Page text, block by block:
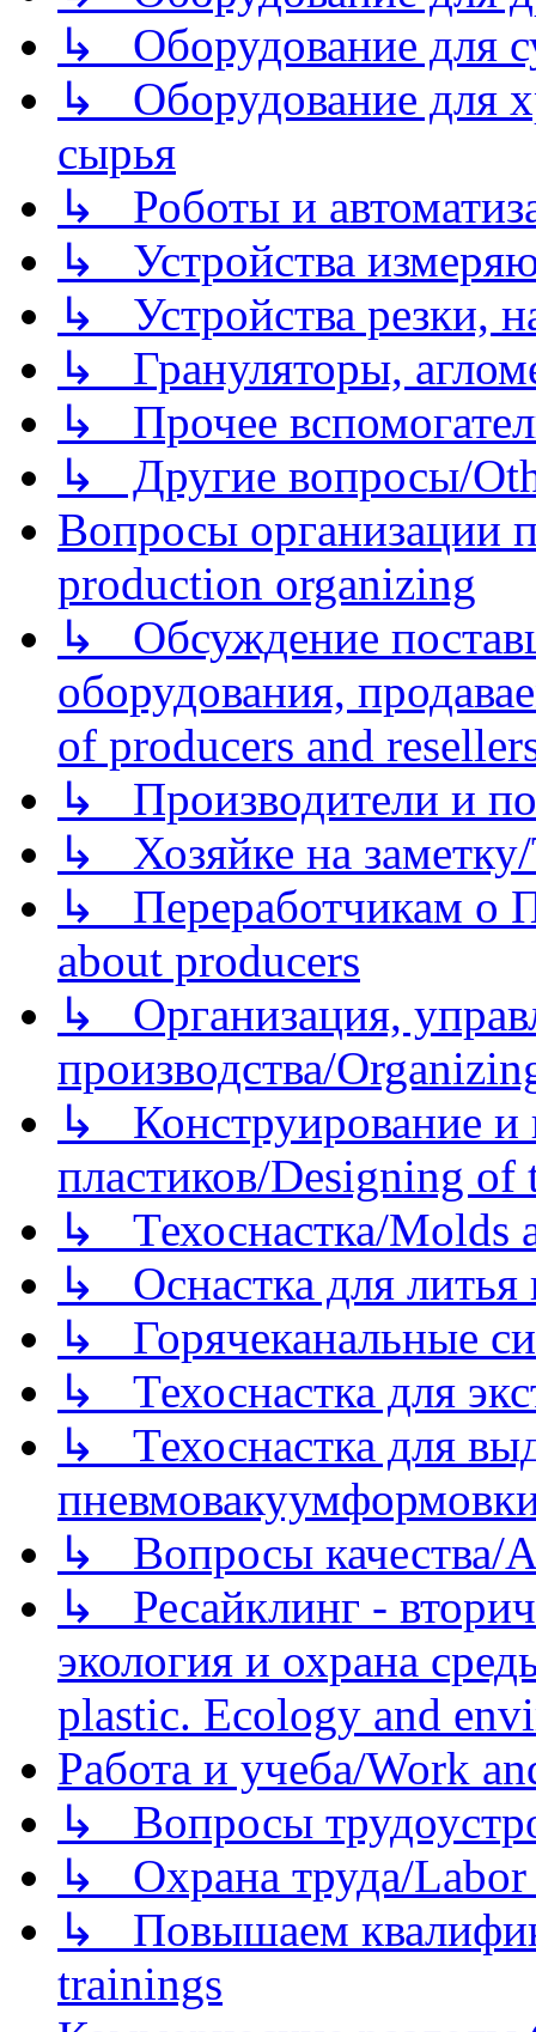
↳ Оборудование для
↳ Оборудование для
сырья
↳ Роботы и
↳ Устройства
↳ Устройства резки,
↳ Грануляторы,
↳ Прочее
↳ Другие вопросы/
Вопросы организации
production organizing
↳ Обсуждение
оборудования,
of producers and
↳ Производители и
↳ Хозяйке на
↳ Переработчикам о
about producers
↳ Организация,
производства/
↳ Конструирование и
пластиков/Designing of
↳ Техоснастка/Molds
↳ Оснастка для литья
↳ Горячеканальные
↳ Техоснастка для
↳ Техоснастка для
↳ Вопросы качества/
↳ Ресайклинг -
экология и охрана
plastic. Ecology and
Работа и учеба/Work
↳ Вопросы
↳ Охрана труда/Labor
↳ Повышаем
trainings